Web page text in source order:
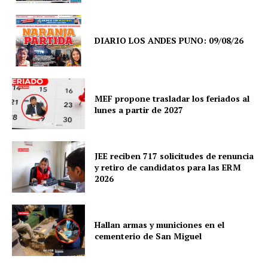
DIARIO LOS ANDES PUNO: 09/08/26
MEF propone trasladar los feriados al
lunes a partir de 2027
JEE reciben 717 solicitudes de renuncia
y retiro de candidatos para las ERM
2026
Hallan armas y municiones en el
cementerio de San Miguel